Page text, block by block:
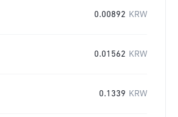
0.00892 KRW
0.01562 KRW
0.1339 KRW